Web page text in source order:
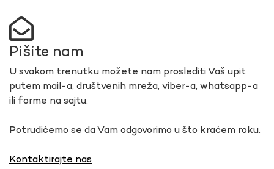
Pišite nam
U svakom trenutku možete nam proslediti Vaš upit
putem mail-a, društvenih mreža, viber-a, whatsapp-a
ili forme na sajtu.
Potrudićemo se da Vam odgovorimo u što kraćem roku.
Kontaktirajte nas